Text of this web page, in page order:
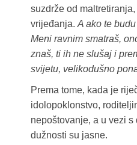
suzdrže od
vrijeđanja. A ako te
Meni ravnim smatraš,
znaš, ti ih ne slušaj i
svijetu, velikodušno
Prema tome, kada je
idolopoklonstvo,
nepoštovanje, a u vezi s
dužnosti su jasne.